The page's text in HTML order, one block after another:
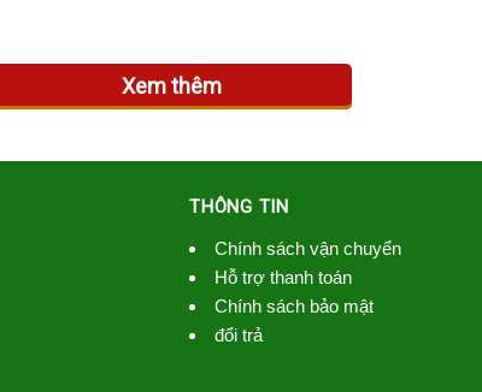
Xem thêm
THÔNG TIN
Chính sách vận chuyển
Hỗ trợ thanh toán
Chính sách bảo mật
đổi trả